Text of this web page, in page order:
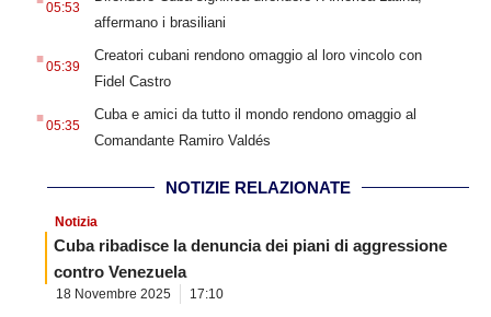
05:53
affermano i brasiliani
.05:39
Creatori cubani rendono omaggio al loro vincolo con
Fidel Castro
.05:35
Cuba e amici da tutto il mondo rendono omaggio al
Comandante Ramiro Valdés
NOTIZIE RELAZIONATE
Notizia
Cuba ribadisce la denuncia dei piani di aggressione
contro Venezuela
18 Novembre 2025 17:10